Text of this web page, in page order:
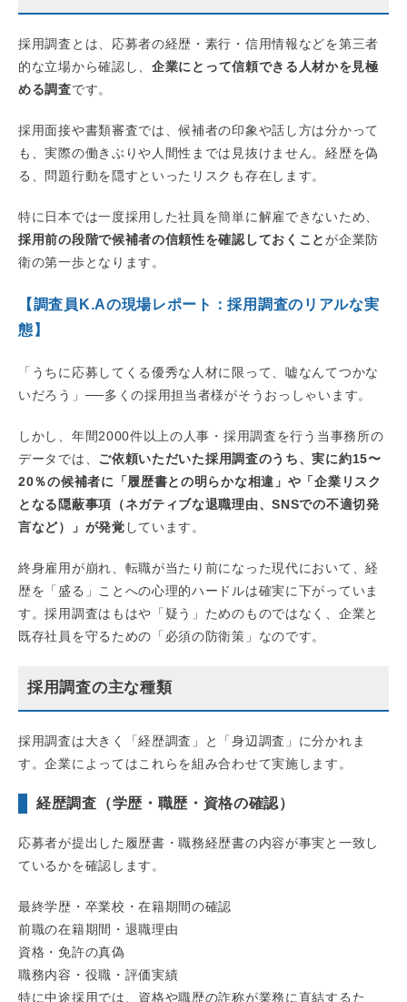
採用調査とは、応募者の経歴・素行・信用情報などを第三者
的な立場から確認し、 企業にとって信頼できる人材かを見極
める調査です。
採用面接や書類審査では、候補者の印象や話し方は分かって
も、実際の働きぶりや人間性までは見抜けません。経歴を偽
る、問題行動を隠すといったリスクも存在します。
特に日本では一度採用した社員を簡単に解雇できないため、
採用前の段階で候補者の信頼性を確認しておくことが企業防
衛の第一歩となります。
【調査員K.Aの現場レポート：採用調査のリアルな実
態】
「うちに応募してくる優秀な人材に限って、嘘なんてつかな
いだろう」──多くの採用担当者様がそうおっしゃいます。
しかし、年間2000件以上の人事・採用調査を行う当事務所の
データでは、 ご依頼いただいた採用調査のうち、実に約15〜
20％の候補者に「履歴書との明らかな相違」や「企業リスク
となる隠蔽事項（ネガティブな退職理由、SNSでの不適切発
言など）」が発覚 しています。
終身雇用が崩れ、転職が当たり前になった現代において、経
歴を「盛る」ことへの心理的ハードルは確実に下がっていま
す。採用調査はもはや「疑う」ためのものではなく、企業と
既存社員を守るための「必須の防衛策」なのです。
採用調査の主な種類
採用調査は大きく「経歴調査」と「身辺調査」に分かれま
す。企業によってはこれらを組み合わせて実施します。
経歴調査（学歴・職歴・資格の確認）
応募者が提出した履歴書・職務経歴書の内容が事実と一致し
ているかを確認します。
最終学歴・卒業校・在籍期間の確認
前職の在籍期間・退職理由
資格・免許の真偽
職務内容・役職・評価実績
特に中途採用では、資格や職歴の詐称が業務に直結するた